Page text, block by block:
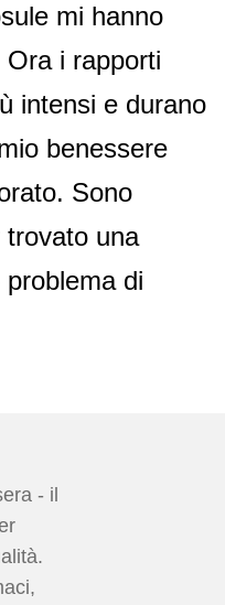
mi hanno
i rapporti
intensi e durano
benessere
Sono
trovato una
di
- il